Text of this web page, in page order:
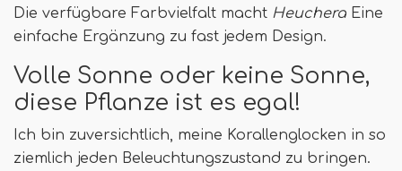
Die verfügbare Farbvielfalt macht Heuchera Eine
einfache Ergänzung zu fast jedem Design.
Volle Sonne oder keine Sonne,
diese Pflanze ist es egal!
Ich bin zuversichtlich, meine Korallenglocken in so
ziemlich jeden Beleuchtungszustand zu bringen.